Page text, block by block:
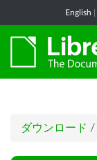
English
ダウンロード /